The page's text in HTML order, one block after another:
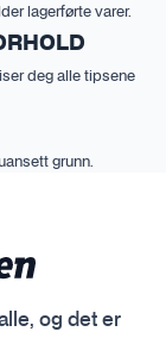
lagerførte varer.
deg alle tipsene
grunn.
og det er